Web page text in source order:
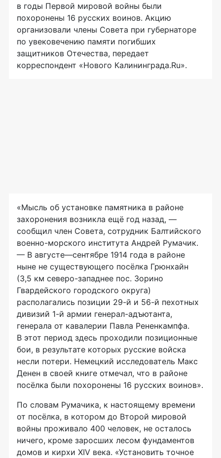
в годы Первой мировой войны были
похоронены 16 русских воинов. Акцию
организовали члены Совета при губернаторе
по увековечению памяти погибших
защитников Отечества, передает
корреспондент «Нового Калининграда.Ru».
«Мысль об установке памятника в районе
захоронения возникла ещё год назад, —
сообщил член Совета, сотрудник Балтийского
военно-морского института Андрей Румачик.
— В августе—сентябре 1914 года в районе
ныне не существующего посёлка Грюнхайн
(3,5 км северо-западнее пос. Зорино
Гвардейского городского округа)
располагались позиции 29-й и 56-й пехотных
дивизий 1-й армии генерал-адъютанта,
генерала от кавалерии Павла Рененкампфа.
В этот период здесь проходили позиционные
бои, в результате которых русские войска
несли потери. Немецкий исследователь Макс
Денен в своей книге отмечал, что в районе
посёлка были похоронены 16 русских воинов».
По словам Румачика, к настоящему времени
от посёлка, в котором до Второй мировой
войны проживало 400 человек, не осталось
ничего, кроме заросших лесом фундаментов
домов и кирхи XIV века. «Установить точное